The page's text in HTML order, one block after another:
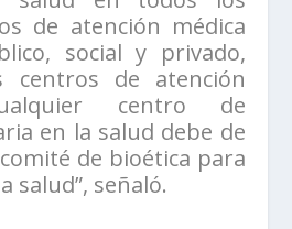
de atención médica
social y privado,
centros de atención
centro de
en la salud debe de
de bioética para
salud”, señaló.